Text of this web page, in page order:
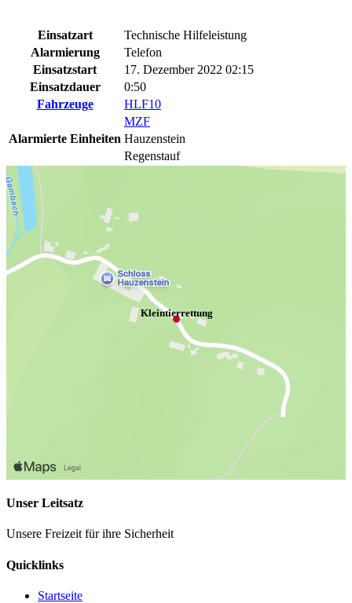
Einsatzart
Technische Hilfeleistung
Alarmierung
Telefon
Einsatzstart
17. Dezember 2022 02:15
Einsatzdauer
0:50
Fahrzeuge
HLF10
MZF
Alarmierte Einheiten Hauzenstein
Regenstauf
Kleintierrettung
Unser Leitsatz
Unsere Freizeit für ihre Sicherheit
Quicklinks
Startseite